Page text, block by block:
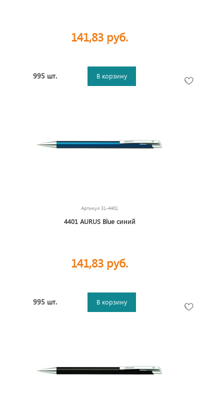
141,83 руб.
995 шт. В корзину
Артикул 31-4401
4401 AURUS Blue синий
141,83 руб.
995 шт. В корзину